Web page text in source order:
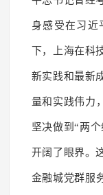
身感受在习近
下，上海在科
新实践和最新
量和实践伟力
坚决做到“两
开阔了眼界。
金融城党群服